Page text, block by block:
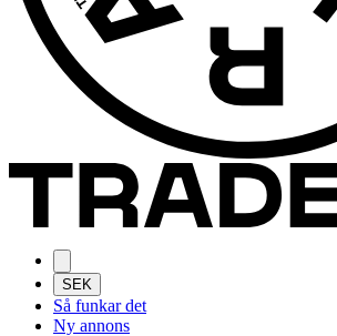
SEK
Så funkar det
Ny annons